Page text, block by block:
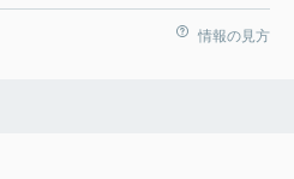
情報の見方